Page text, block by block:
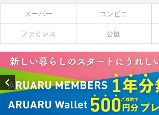
スーパー コンビニ
ファミレス 公園
Previous